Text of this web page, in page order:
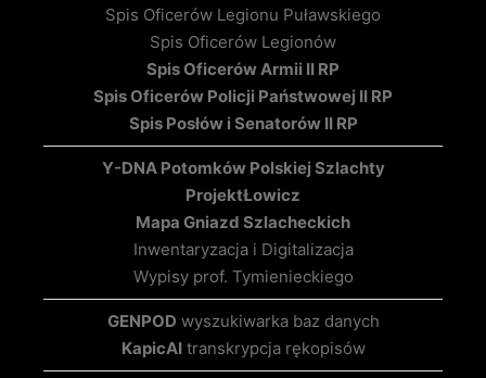
Spis Oficerów Legionu Puławskiego
Spis Oficerów Legionów
Spis Oficerów Armii II RP
Spis Oficerów Policji Państwowej II RP
Spis Posłów i Senatorów II RP
Y-DNA Potomków Polskiej Szlachty
ProjektŁowicz
Mapa Gniazd Szlacheckich
Inwentaryzacja i Digitalizacja
Wypisy prof. Tymienieckiego
GENPOD wyszukiwarka baz danych
KapicAItranskrypcja rękopisów